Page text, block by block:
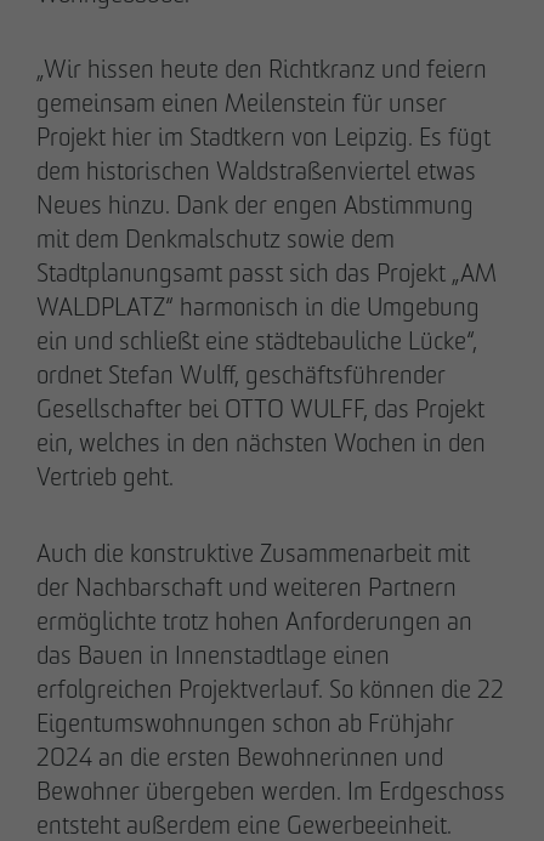
„Wir hissen heute den Richtkranz und feiern
gemeinsam einen Meilenstein für unser
Projekt hier im Stadtkern von Leipzig. Es fügt
dem historischen Waldstraßenviertel etwas
Neues hinzu. Dank der engen Abstimmung
mit dem Denkmalschutz sowie dem
Stadtplanungsamt passt sich das Projekt „AM
WALDPLATZ“ harmonisch in die Umgebung
ein und schließt eine städtebauliche Lücke“,
ordnet Stefan Wulff, geschäftsführender
Gesellschafter bei OTTO WULFF, das Projekt
ein, welches in den nächsten Wochen in den
Vertrieb geht.
Auch die konstruktive Zusammenarbeit mit
der Nachbarschaft und weiteren Partnern
ermöglichte trotz hohen Anforderungen an
das Bauen in Innenstadtlage einen
erfolgreichen Projektverlauf. So können die 22
Eigentumswohnungen schon ab Frühjahr
2024 an die ersten Bewohnerinnen und
Bewohner übergeben werden. Im Erdgeschoss
entsteht außerdem eine Gewerbeeinheit.
20.03.2026
9 Jahre nach Beginn des B-Plan-Verfahrens:
OTTO WULFF setzt symbolischen Spatenstich
für FRIEDRICHS VIER im Randelpark